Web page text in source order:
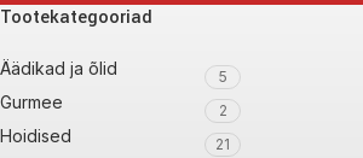
Tootekategooriad
Äädikad ja õlid 5
Gurmee 2
Hoidised 21